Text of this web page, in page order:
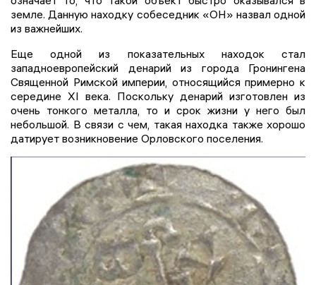
земле. Данную находку собеседник «ОН» назвал одной
из важнейших.
Еще одной из показательных находок стал
западноевропейский денарий из города Гронингена
Священной Римской империи, относящийся примерно к
середине XI века. Поскольку денарий изготовлен из
очень тонкого металла, то и срок жизни у него был
небольшой. В связи с чем, такая находка также хорошо
датирует возникновение Орловского поселения.